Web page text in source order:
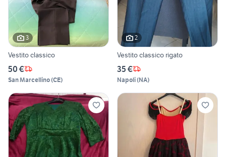
3
Vestito classico
50 €
San Marcellino(CE)
2
Vestito classico rigato
35 €
Napoli(NA)